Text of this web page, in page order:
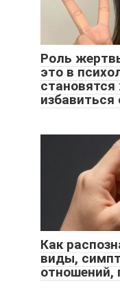
Роль
это в
Как
виды,
отношений,